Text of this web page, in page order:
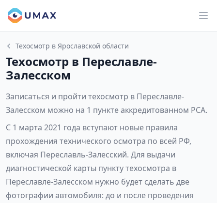
Техосмотр в Ярославской области
Техосмотр в Переславле-
Залесском
Записаться и пройти техосмотр в Переславле-
Залесском можно на 1 пункте аккредитованном РСА.
С 1 марта 2021 года вступают новые правила
прохождения технического осмотра по всей РФ,
включая Переславль-Залесский. Для выдачи
диагностической карты пункту техосмотра в
Переславле-Залесском нужно будет сделать две
фотографии автомобиля: до и после проведения